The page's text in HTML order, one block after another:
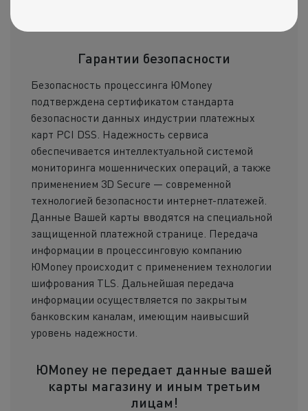
Гарантии безопасности
Безопасность процессинга ЮMoney
подтверждена сертификатом стандарта
безопасности данных индустрии платежных
карт PCI DSS. Надежность сервиса
обеспечивается интеллектуальной системой
мониторинга мошеннических операций, а также
применением 3D Secure — современной
технологией безопасности интернет-платежей.
Данные Вашей карты вводятся на специальной
защищенной платежной странице. Передача
информации в процессинговую компанию
ЮMoney происходит с применением технологии
шифрования TLS. Дальнейшая передача
информации осуществляется по закрытым
банковским каналам, имеющим наивысший
уровень надежности.
ЮMoney не передает данные вашей
карты магазину и иным третьим
лицам!